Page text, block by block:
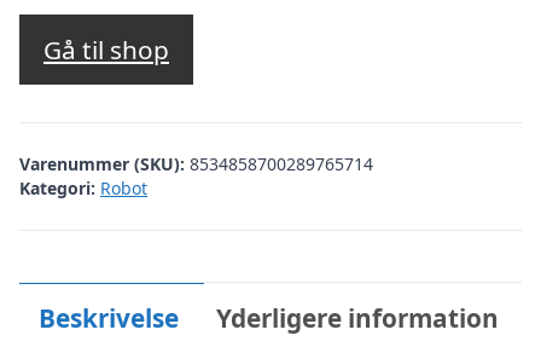
Gå til shop
Varenummer (SKU): 8534858700289765714
Kategori: Robot
Beskrivelse Yderligere information